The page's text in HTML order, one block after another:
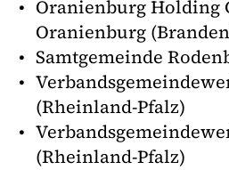
Oranienburg Holding
Oranienburg
Samtgemeinde
(Rheinland-Pfalz)
(Rheinland-Pfalz)